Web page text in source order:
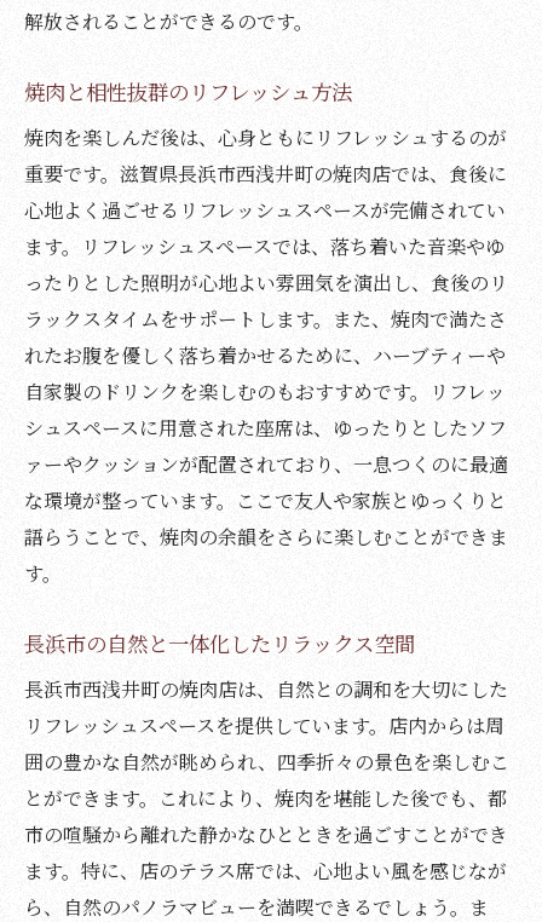
解放されることができるのです。
焼肉と相性抜群のリフレッシュ方法
焼肉を楽しんだ後は、心身ともにリフレッシュするのが
重要です。滋賀県長浜市西浅井町の焼肉店では、食後に
心地よく過ごせるリフレッシュスペースが完備されてい
ます。リフレッシュスペースでは、落ち着いた音楽やゆ
ったりとした照明が心地よい雰囲気を演出し、食後のリ
ラックスタイムをサポートします。また、焼肉で満たさ
れたお腹を優しく落ち着かせるために、ハーブティーや
自家製のドリンクを楽しむのもおすすめです。リフレッ
シュスペースに用意された座席は、ゆったりとしたソフ
ァーやクッションが配置されており、一息つくのに最適
な環境が整っています。ここで友人や家族とゆっくりと
語らうことで、焼肉の余韻をさらに楽しむことができま
す。
長浜市の自然と一体化したリラックス空間
長浜市西浅井町の焼肉店は、自然との調和を大切にした
リフレッシュスペースを提供しています。店内からは周
囲の豊かな自然が眺められ、四季折々の景色を楽しむこ
とができます。これにより、焼肉を堪能した後でも、都
市の喧騒から離れた静かなひとときを過ごすことができ
ます。特に、店のテラス席では、心地よい風を感じなが
ら、自然のパノラマビューを満喫できるでしょう。ま